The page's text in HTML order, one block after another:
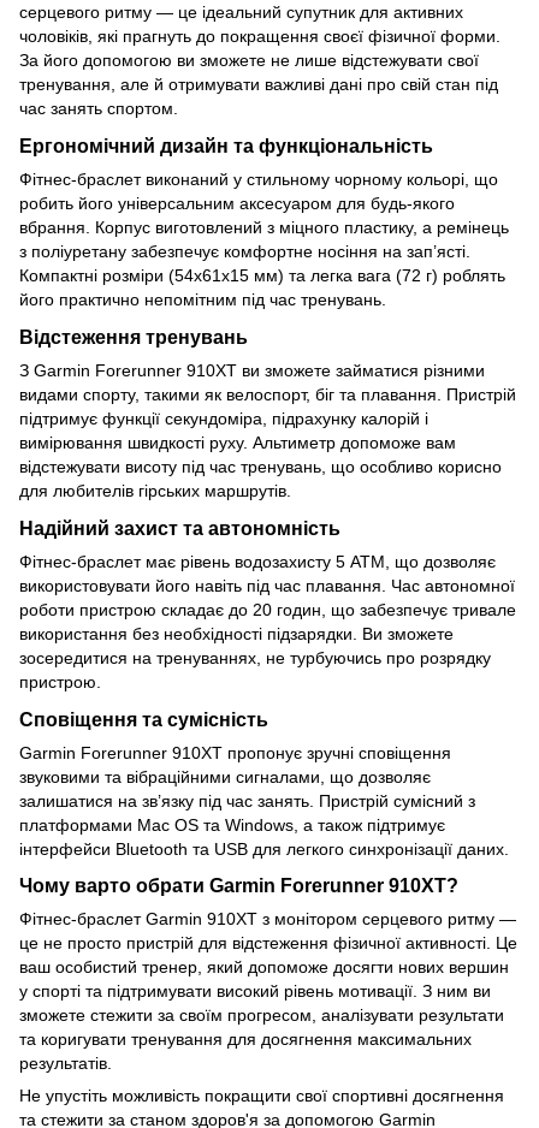
серцевого ритму — це ідеальний супутник для активних
чоловіків, які прагнуть до покращення своєї фізичної форми.
За його допомогою ви зможете не лише відстежувати свої
тренування, але й отримувати важливі дані про свій стан під
час занять спортом.
Ергономічний дизайн та функціональність
Фітнес-браслет виконаний у стильному чорному кольорі, що
робить його універсальним аксесуаром для будь-якого
вбрання. Корпус виготовлений з міцного пластику, а ремінець
з поліуретану забезпечує комфортне носіння на зап’ясті.
Компактні розміри (54x61x15 мм) та легка вага (72 г) роблять
його практично непомітним під час тренувань.
Відстеження тренувань
З Garmin Forerunner 910XT ви зможете займатися різними
видами спорту, такими як велоспорт, біг та плавання. Пристрій
підтримує функції секундоміра, підрахунку калорій і
вимірювання швидкості руху. Альтиметр допоможе вам
відстежувати висоту під час тренувань, що особливо корисно
для любителів гірських маршрутів.
Надійний захист та автономність
Фітнес-браслет має рівень водозахисту 5 ATM, що дозволяє
використовувати його навіть під час плавання. Час автономної
роботи пристрою складає до 20 годин, що забезпечує тривале
використання без необхідності підзарядки. Ви зможете
зосередитися на тренуваннях, не турбуючись про розрядку
пристрою.
Сповіщення та сумісність
Garmin Forerunner 910XT пропонує зручні сповіщення
звуковими та вібраційними сигналами, що дозволяє
залишатися на зв’язку під час занять. Пристрій сумісний з
платформами Mac OS та Windows, а також підтримує
інтерфейси Bluetooth та USB для легкого синхронізації даних.
Чому варто обрати Garmin Forerunner 910XT?
Фітнес-браслет Garmin 910XT з монітором серцевого ритму —
це не просто пристрій для відстеження фізичної активності. Це
ваш особистий тренер, який допоможе досягти нових вершин
у спорті та підтримувати високий рівень мотивації. З ним ви
зможете стежити за своїм прогресом, аналізувати результати
та коригувати тренування для досягнення максимальних
результатів.
Не упустіть можливість покращити свої спортивні досягнення
та стежити за станом здоров'я за допомогою Garmin